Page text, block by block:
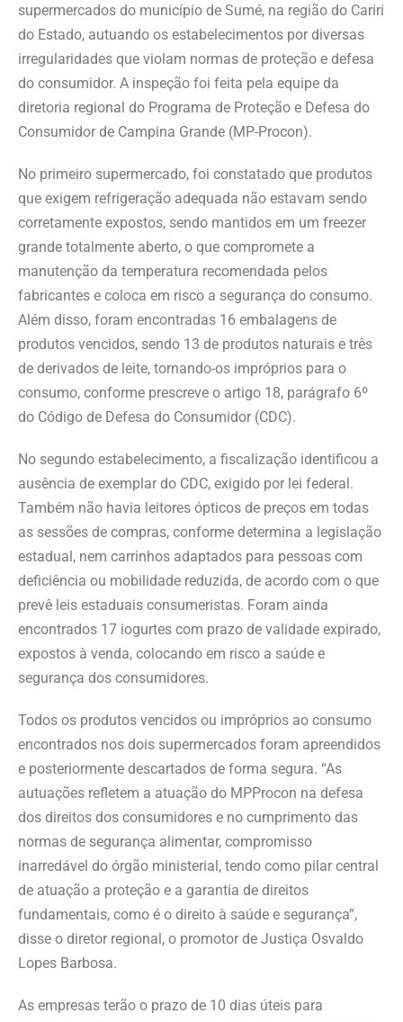
supermercados do município de Sumé, na região do Cariri
do Estado, autuando os estabelecimentos por diversas
irregularidades que violam normas de proteção e defesa
do consumidor. A inspeção foi feita pela equipe da
diretoria regional do Programa de Proteção e Defesa do
Consumidor de Campina Grande (MP-Procon).
No primeiro supermercado, foi constatado que produtos
que exigem refrigeração adequada não estavam sendo
corretamente expostos, sendo mantidos em um freezer
grande totalmente aberto, o que compromete a
manutenção da temperatura recomendada pelos
fabricantes e coloca em risco a segurança do consumo.
Além disso, foram encontradas 16 embalagens de
produtos vencidos, sendo 13 de produtos naturais e três
de derivados de leite, tornando-os impróprios para o
consumo, conforme prescreve o artigo 18, parágrafo 6º
do Código de Defesa do Consumidor (CDC).
No segundo estabelecimento, a fiscalização identificou a
ausência de exemplar do CDC, exigido por lei federal.
Também não havia leitores ópticos de preços em todas
as sessões de compras, conforme determina a legislação
estadual, nem carrinhos adaptados para pessoas com
deficiência ou mobilidade reduzida, de acordo com o que
prevê leis estaduais consumeristas. Foram ainda
encontrados 17 iogurtes com prazo de validade expirado,
expostos à venda, colocando em risco a saúde e
segurança dos consumidores.
Todos os produtos vencidos ou impróprios ao consumo
encontrados nos dois supermercados foram apreendidos
e posteriormente descartados de forma segura. “As
autuações refletem a atuação do MPProcon na defesa
dos direitos dos consumidores e no cumprimento das
normas de segurança alimentar, compromisso
inarredável do órgão ministerial, tendo como pilar central
de atuação a proteção e a garantia de direitos
fundamentais, como é o direito à saúde e segurança”,
disse o diretor regional, o promotor de Justiça Osvaldo
Lopes Barbosa.
As empresas terão o prazo de 10 dias úteis para